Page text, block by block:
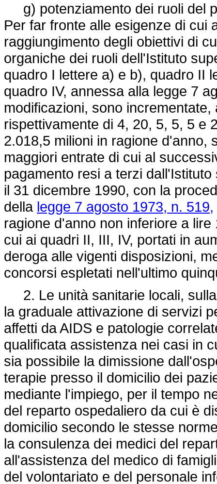
g) potenziamento dei ruoli del
Per far fronte alle esigenze di cui
raggiungimento degli obiettivi di
organiche dei ruoli dell'Istituto
quadro I lettere a) e b), quadro II
quadro IV, annessa alla legge 7
modificazioni, sono
rispettivamente di 4, 20, 5, 5, 5 e
2.018,5 milioni in ragione d'anno,
maggiori entrate di cui al
pagamento resi a terzi
il 31 dicembre 1990, con la
della legge 7 agosto 1973, n. 519,
ragione d'anno non inferiore a
cui ai quadri II, III, IV, portati in
deroga alle vigenti disposizioni,
concorsi espletati nell'ultimo
2. Le unità sanitarie locali,
la graduale attivazione di servizi
affetti da AIDS e patologie
qualificata assistenza nei casi in
sia possibile la dimissione
terapie presso il domicilio dei
mediante l'impiego, per il tempo
del reparto ospedaliero da cui è
domicilio secondo le stesse
la consulenza dei medici del
all'assistenza del medico di
del volontariato e del personale